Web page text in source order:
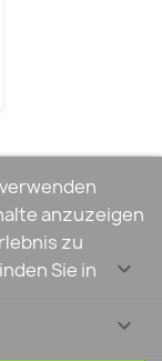


anzuzeigen
zu
Sie in